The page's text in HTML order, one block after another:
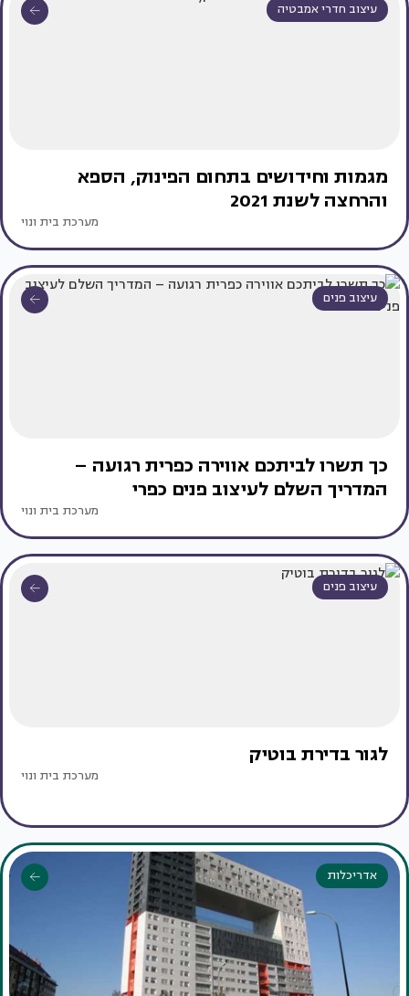
עיצוב חדרי אמבטיה
מגמות וחידושים בתחום הפינוק, הספא
והרחצה לשנת 2021
מערכת בית ונוי
עיצוב פנים
כך תשרו לביתכם אווירה כפרית רגועה –
המדריך השלם לעיצוב פנים כפרי
מערכת בית ונוי
עיצוב פנים
לגור בדירת בוטיק
מערכת בית ונוי
אדריכלות